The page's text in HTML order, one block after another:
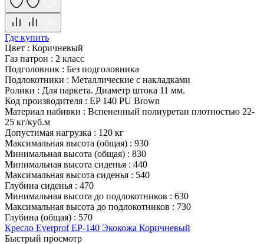
Где купить
Цвет : Коричневый
Газ патрон : 2 класс
Подголовник : Без подголовника
Подлокотники : Металлические с накладками
Ролики : Для паркета. Диаметр штока 11 мм.
Код производителя : EP 140 PU Brown
Материал набивки : Вспененный полиуретан плотностью 22-
25 кг/куб.м
Допустимая нагрузка : 120 кг
Максимальная высота (общая) : 930
Минимальная высота (общая) : 830
Минимальная высота сиденья : 440
Максимальная высота сиденья : 540
Глубина сиденья : 470
Минимальная высота до подлокотников : 630
Максимальная высота до подлокотников : 730
Глубина (общая) : 570
Кресло Everprof EP-140 Экокожа Коричневый
Быстрый просмотр